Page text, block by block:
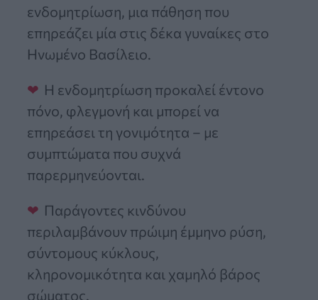
ενδομητρίωση, μια πάθηση που
επηρεάζει μία στις δέκα γυναίκες στο
Ηνωμένο Βασίλειο.
Η ενδομητρίωση προκαλεί έντονο
πόνο, φλεγμονή και μπορεί να
επηρεάσει τη γονιμότητα – με
συμπτώματα που συχνά
παρερμηνεύονται.
Παράγοντες κινδύνου
περιλαμβάνουν πρώιμη έμμηνο ρύση,
σύντομους κύκλους,
κληρονομικότητα και χαμηλό βάρος
σώματος.